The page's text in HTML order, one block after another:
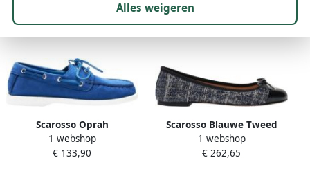
40 resultaten:
Scarosso Oprah
Bootschoenen Blue Dames
1 webshop
€ 133,90
Scarosso Blauwe Tweed
Ballet Flats met Veters Blue
Dames
1 webshop
€ 262,65
Alles weigeren